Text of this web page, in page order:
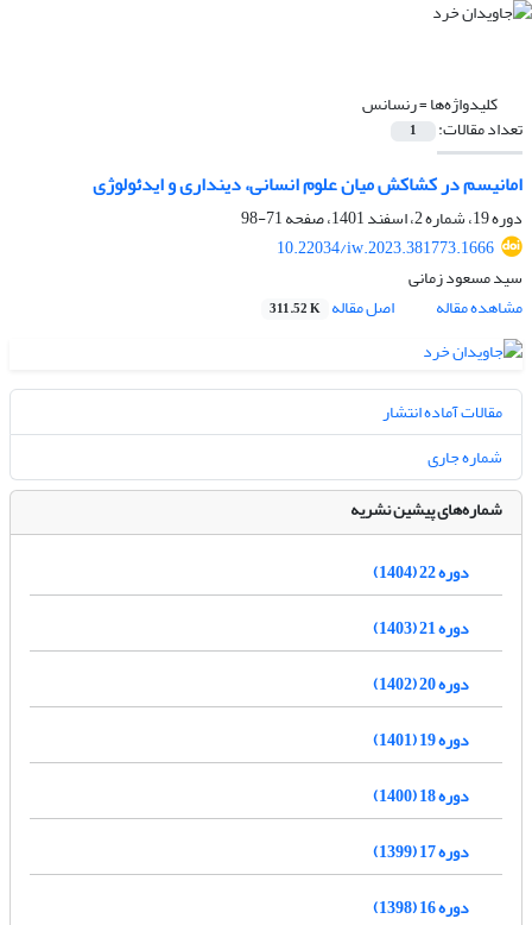
کلیدواژه‌ها =رنسانس
تعداد مقالات: 1
امانیسم در کشاکش میان علوم انسانی، دینداری و ایدئولوژی
دوره 19، شماره 2، اسفند 1401، صفحه
71-98
10.22034/iw.2023.381773.1666
سید مسعود زمانی
مشاهده مقاله
اصل مقاله 311.52 K
مقالات آماده انتشار
شماره جاری
شماره‌های پیشین نشریه
دوره 22 (1404)
دوره 21 (1403)
دوره 20 (1402)
دوره 19 (1401)
دوره 18 (1400)
دوره 17 (1399)
دوره 16 (1398)